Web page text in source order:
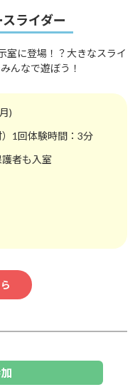
ライダー
室に登場！？大きなスライ
んなで遊ぼう！
)
1回体験時間：3分
者も入室